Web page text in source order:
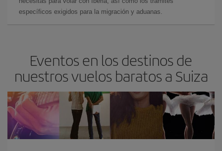
específicos exigidos para la migración y aduanas.
Eventos en los destinos de
nuestros vuelos baratos a Suiza